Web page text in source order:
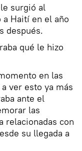
surgió al
Haití en el año
después.
qué le hizo
en las
ver esto ya más
ante el
las
relacionadas con
su llegada a